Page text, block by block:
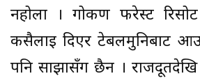
नहोला । गोकर्ण फरेस्ट
कसैलाई दिएर टेबलमुनिबाट
पनि साझासँग छैन ।